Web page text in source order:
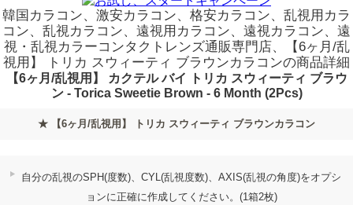
韓国カラコン、激安カラコン、格安カラコン、乱視用カラ
コン、乱視カラコン、遠視用カラコン、遠視カラコン、遠
視・乱視カラーコンタクトレンズ通販専門店、【6ヶ月/乱
視用】 トリカ スウィーティ ブラウンカラコンの商品詳細
【6ヶ月/乱視用】 カクテル バイ トリカ スウィーティ ブラウ
ン - Torica Sweetie Brown - 6 Month (2Pcs)
★ 【6ヶ月/乱視用】 トリカ スウィーティ ブラウンカラコン
自分の乱視のSPH(度数)、CYL(乱視度数)、AXIS(乱視の角度)をオプシ
ョンに正確に作成してください。(1箱2枚)